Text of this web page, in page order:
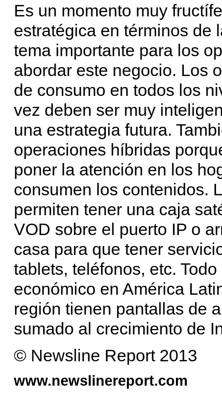
Es un momento muy
estratégica en términos de
tema importante para los
abordar este negocio. Los
de consumo en todos los
vez deben ser muy
una estrategia futura.
operaciones híbridas
poner la atención en los
consumen los contenidos.
permiten tener una caja
VOD sobre el puerto IP o
casa para que tener
tablets, teléfonos, etc.
económico en América
región tienen pantallas de
sumado al crecimiento de
© Newsline Report 2013
www.newslinereport.com